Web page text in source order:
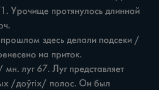
Урочище протянулось длинной
на приток.
/доўгіх/ полос. Он был